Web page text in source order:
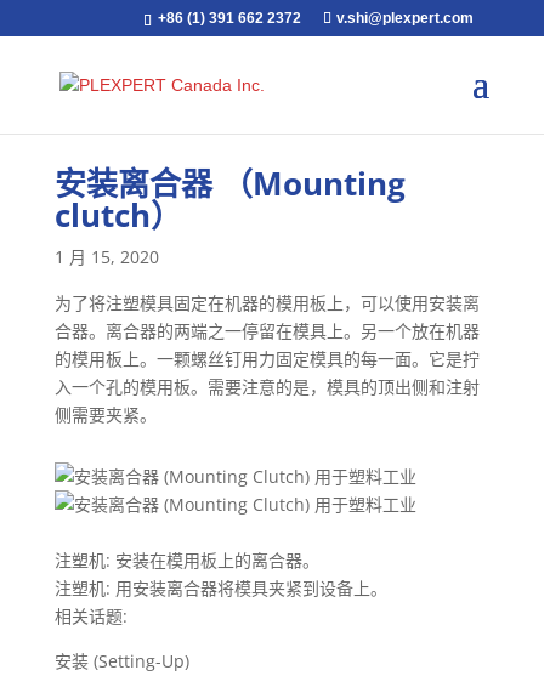
+86 (1) 391 662 2372 v.shi@plexpert.com
安装离合器 （Mounting
clutch）
1 月 15, 2020
为了将注塑模具固定在机器的模用板上，可以使用安装离
合器。离合器的两端之一停留在模具上。另一个放在机器
的模用板上。一颗螺丝钉用力固定模具的每一面。它是拧
入一个孔的模用板。需要注意的是，模具的顶出侧和注射
侧需要夹紧。
注塑机: 安装在模用板上的离合器。
注塑机: 用安装离合器将模具夹紧到设备上。
相关话题:
安装 (Setting-Up)